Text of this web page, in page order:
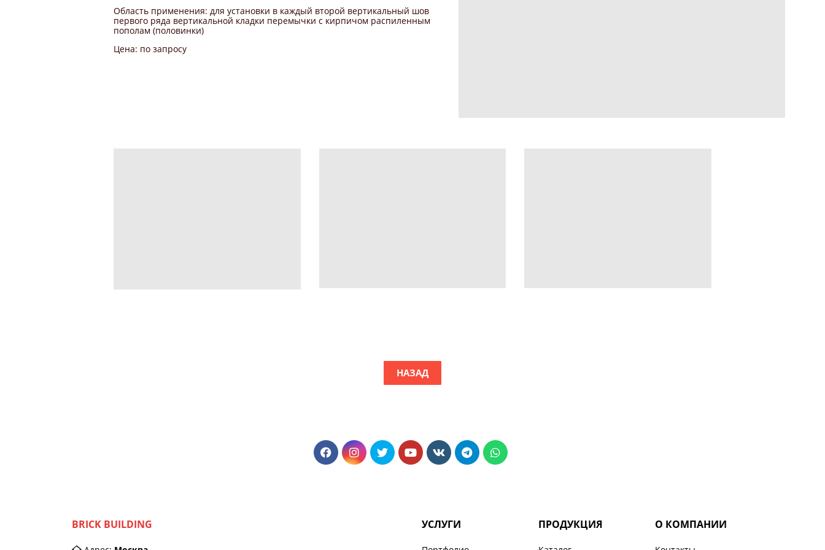
Область применения: для установки в каждый второй вертикальный шов
первого ряда вертикальной кладки перемычки с кирпичом распиленным
пополам (половинки)
Цена: по запросу
НАЗАД
BRICK BUILDING УСЛУГИ ПРОДУКЦИЯ О КОМПАНИИ